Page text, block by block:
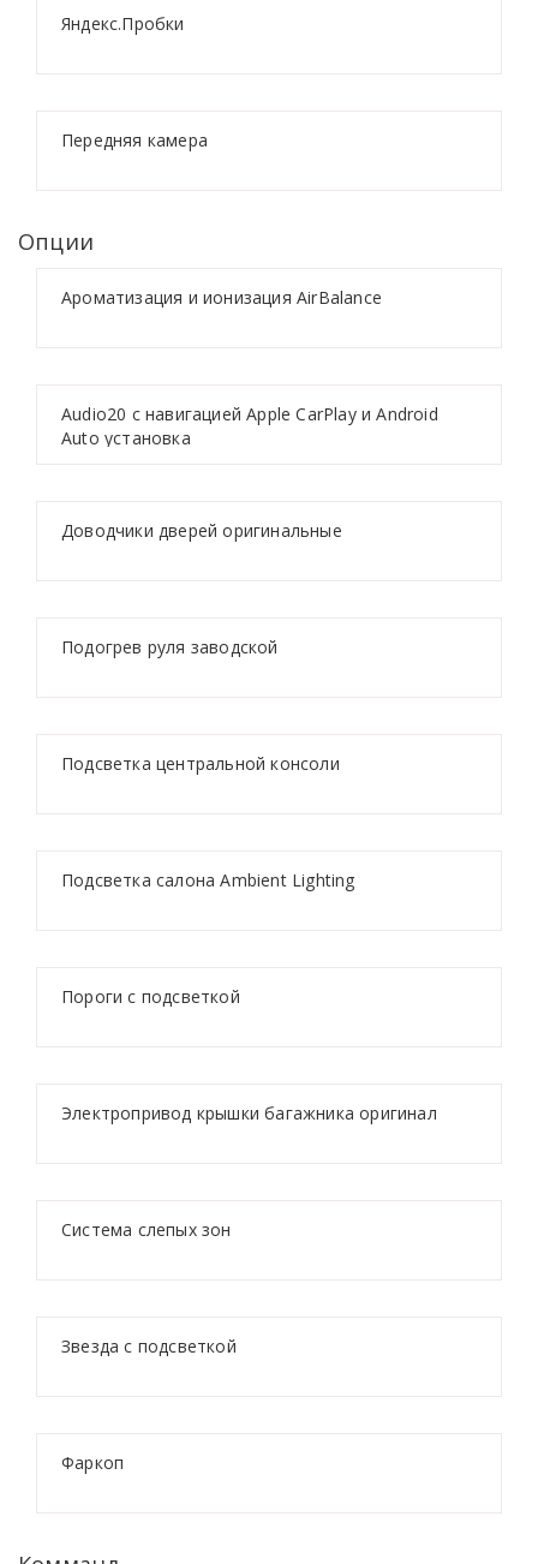
Яндекс.Пробки
Передняя камера
Опции
Ароматизация и ионизация AirBalance
Audio20 с навигацией Apple CarPlay и Android
Auto установка
Доводчики дверей оригинальные
Подогрев руля заводской
Подсветка центральной консоли
Подсветка салона Ambient Lighting
Пороги с подсветкой
Электропривод крышки багажника оригинал
Система слепых зон
Звезда с подсветкой
Фаркоп